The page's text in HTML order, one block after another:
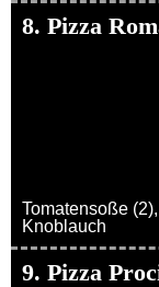
8. Pizza
Tomatensoße
Knoblauch
9. Pizza